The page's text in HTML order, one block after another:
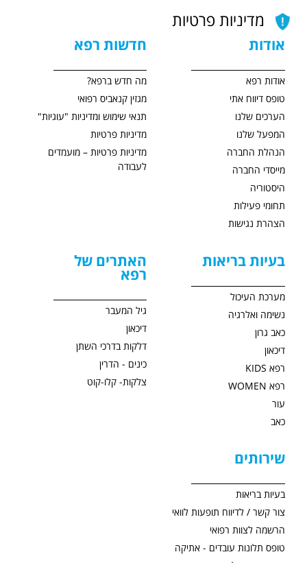
מדיניות פרטיות
אודות
אודות רפא
טופס דיווח אתי
הערכים שלנו
המפעל שלנו
הנהלת החברה
מייסדי החברה
היסטוריה
תחומי פעילות
הצהרת נגישות
חדשות רפא
מה חדש ברפא?
מגזין קנאביס רפואי
תנאי שימוש ומדיניות "עוגיות"
מדיניות פרטיות
מדיניות פרטיות – מועמדים
לעבודה
בעיות בריאות
מערכת העיכול
נשימה ואלרגיה
כאב גרון
דיכאון
רפא KIDS
רפא WOMEN
עור
כאב
האתרים של
רפא
גיל המעבר
דיכאון
דלקות בדרכי השתן
כינים - הדרין
צלקות- קלו-קוט
שירותים
בעיות בריאות
צור קשר / לדיווח תופעות לוואי
הרשמה לצוות רפואי
טופס תלונות עובדים - אתיקה